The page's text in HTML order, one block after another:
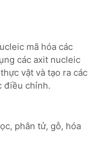
mã hóa các
các axit nucleic
vật và tạo ra các
điều chỉnh.
phân tử, gỗ, hóa